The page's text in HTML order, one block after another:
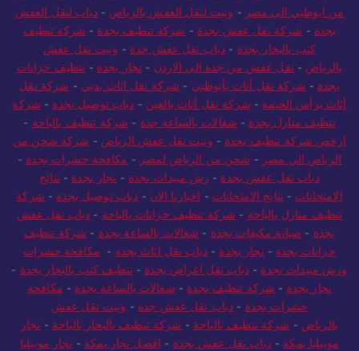
من ابوظبي الى مصر - ونيت لنقل العفش بالرياض -دباب لنقل العفش
بجدة - شركة نقل عفش بجدة - شركة تنظيف بجدة - شركة تنظيف
كنب بالبخار بجدة - دباب نقل عفش جدة - ونيت نقل عفش
بالرياض - نقل عفش من جدة الي الاردن - نجار بجدة - تنظيف خزانات
بجدة - شركة نقل أثاث بأبوظبي - شركة نقل اثاث بدبي - شركة نقل
أثاث برأس الخيمة - شركة نقل أثاث بالعين - دباب توصيل بجدة - شركة
تنظيف منازل بجدة - شغالات بالساعة جدة - شركة تنظيف بالباحة -
ارخص شركة تنظيف بجدة - ونيت نقل عفش الرياض - شركة شحن من
الرياض الي مصر - شحن من الرياض لمصر - مكافحة حشرات بجدة -
دباب نقل عفش بجدة - رش مبيدات بجدة - نجار بجدة - نتائج
الامتحانات - نتايج الامتحانات - اخبارنا الان - دباب توصيل بجدة - شركة
تنظيف منازل بالباحة - شركة تنظيف خزانات بالباحة - دباب نقل عفش
بجدة - صيانة مكيفات بجدة - شغالات بالساعة بجدة - شركة تنظيف
خزانات بجدة - نجار بجدة - دباب نقل اثاث بجدة - مكافحة حشرات
ورش مبيدات بجدة -دباب نقل اغراض بجدة -تنظيف كنب بالبخار بجدة -
نجار بجدة - شركة تنظيف بجدة - شغالات بالساعة بجدة - مكافحة
حشرات بجدة - دباب نقل عفش جده - ونيت نقل عفش
بالرياض - شركة تنظيف بالباحة - شركة تنظيف بالبخار بالباحة - نجار
موبيليا بمكة -دباب نقل عفش بجدة - افضل نجار بمكة - نجار موبيليا